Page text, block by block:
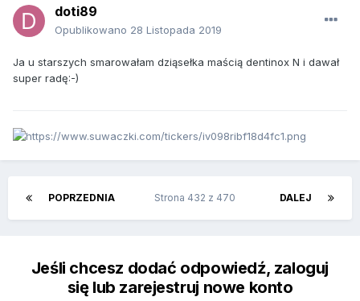
doti89
Opublikowano 28 Listopada 2019
Ja u starszych smarowałam dziąsełka maścią dentinox N i dawał
super radę:-)
POPRZEDNIA DALEJ
Strona 432 z 470
Jeśli chcesz dodać odpowiedź, zaloguj
się lub zarejestruj nowe konto